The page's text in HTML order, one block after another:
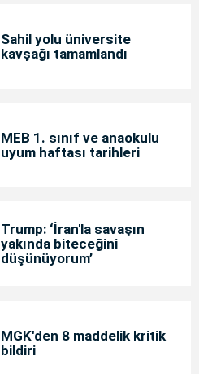
Sahil yolu üniversite
kavşağı tamamlandı
MEB 1. sınıf ve anaokulu
uyum haftası tarihleri
Trump: ‘İran'la savaşın
yakında biteceğini
düşünüyorum’
MGK'den 8 maddelik kritik
bildiri